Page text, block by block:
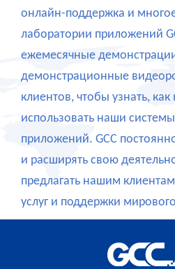
онлайн-поддержка и
лаборатории приложений
ежемесячные
демонстрационные
клиентов, чтобы узнать,
использовать наши
приложений. GCC
и расширять свою
предлагать нашим
услуг и поддержки